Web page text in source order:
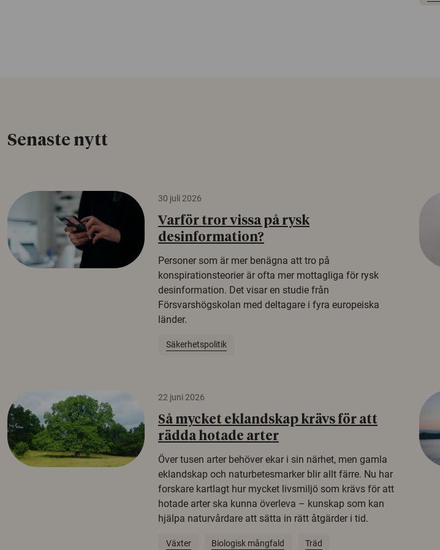
Senaste nytt
30 juli 2026
Varför tror vissa på rysk
desinformation?
Personer som är mer benägna att tro på
konspirationsteorier är ofta mer mottagliga för rysk
desinformation. Det visar en studie från
Försvarshögskolan med deltagare i fyra europeiska
länder.
Säkerhetspolitik
22 juni 2026
Så mycket eklandskap krävs för att
rädda hotade arter
Över tusen arter behöver ekar i sin närhet, men gamla
eklandskap och naturbetesmarker blir allt färre. Nu har
forskare kartlagt hur mycket livsmiljö som krävs för att
hotade arter ska kunna överleva – kunskap som kan
hjälpa naturvårdare att sätta in rätt åtgärder i tid.
Växter Biologisk mångfald Träd